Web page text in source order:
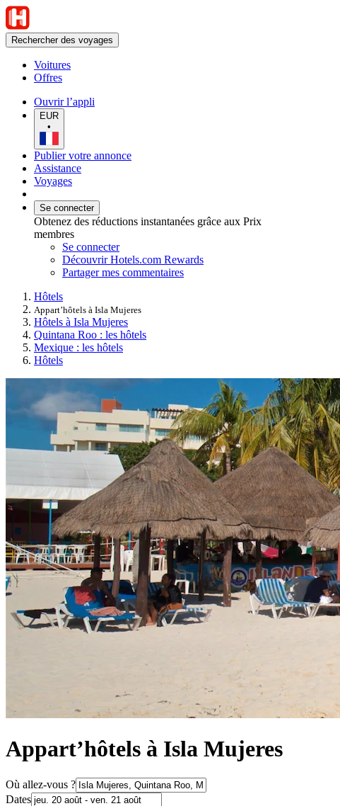
Rechercher des voyages
Voitures
Offres
Ouvrir l’appli
EUR
•
Publier votre annonce
Assistance
Voyages
Se connecter
Obtenez des réductions instantanées grâce aux Prix
membres
Se connecter
Découvrir Hotels.com Rewards
Partager mes commentaires
Hôtels
Appart’hôtels à Isla Mujeres
Hôtels à Isla Mujeres
Quintana Roo : les hôtels
Mexique : les hôtels
Hôtels
Appart’hôtels à Isla Mujeres
Où allez-vous ?
Dates